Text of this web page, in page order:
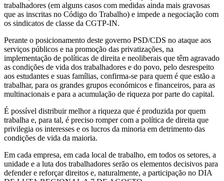
trabalhadores (em alguns casos com medidas ainda mais gravosas
que as inscritas no Código do Trabalho) e impede a negociação com
os sindicatos de classe da CGTP-IN.
Perante o posicionamento deste governo PSD/CDS no ataque aos
serviços públicos e na promoção das privatizações, na
implementação de políticas de direita e neoliberais que têm agravado
as condições de vida dos trabalhadores e do povo, pelo desrespeito
aos estudantes e suas famílias, confirma-se para quem é que estão a
trabalhar, para os grandes grupos económicos e financeiros, para as
multinacionais e para a acumulação de riqueza por parte do capital.
É possível distribuir melhor a riqueza que é produzida por quem
trabalha e, para tal, é preciso romper com a política de direita que
privilegia os interesses e os lucros da minoria em detrimento das
condições de vida da maioria.
Em cada empresa, em cada local de trabalho, em todos os setores, a
unidade e a luta dos trabalhadores serão os elementos decisivos para
defender e reforçar direitos e, naturalmente, a participação no DIA